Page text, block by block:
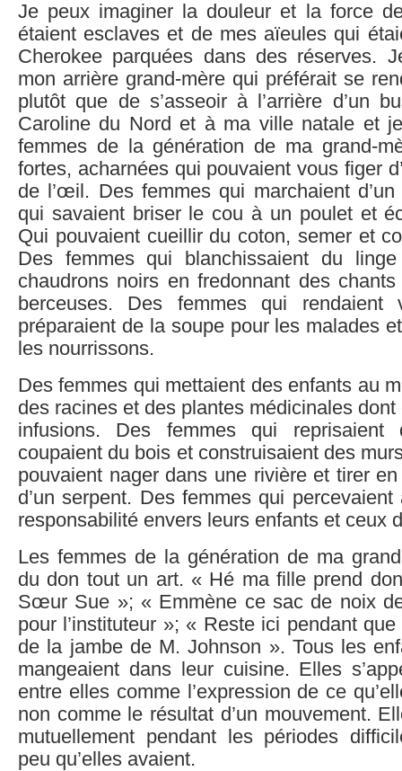
Je peux imaginer la douleur et la force
étaient esclaves et de mes aïeules qui
Cherokee parquées dans des réserves.
mon arrière grand-mère qui préférait se
plutôt que de s’asseoir à l’arrière d’un
Caroline du Nord et à ma ville natale et
femmes de la génération de ma grand-
fortes, acharnées qui pouvaient vous figer
de l’œil. Des femmes qui marchaient
qui savaient briser le cou à un poulet et
Qui pouvaient cueillir du coton, semer et
Des femmes qui blanchissaient du
chaudrons noirs en fredonnant des
berceuses. Des femmes qui rendaient
préparaient de la soupe pour les malades
les nourrissons.
Des femmes qui mettaient des enfants au
des racines et des plantes médicinales
infusions. Des femmes qui reprisaient
coupaient du bois et construisaient des
pouvaient nager dans une rivière et tirer
d’un serpent. Des femmes qui
responsabilité envers leurs enfants et ceux
Les femmes de la génération de ma
du don tout un art. « Hé ma fille prend
Sœur Sue »; « Emmène ce sac de noix
pour l’instituteur »; « Reste ici pendant que
de la jambe de M. Johnson ». Tous les
mangeaient dans leur cuisine. Elles
entre elles comme l’expression de ce
non comme le résultat d’un mouvement.
mutuellement pendant les périodes
peu qu’elles avaient.